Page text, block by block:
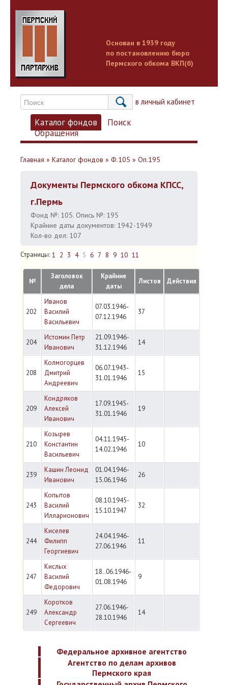
Основан в 1939 году
по постановлению бюро
Пермского обкома ВКП(б)
Вход в личный кабинет
Каталог фондов
Поиск
Обращения
Главная » Каталог фондов » Ф.105 » Оп.195
Документы Пермского обкома КПСС,
г.Пермь
Фонд №: 105. Опись №: 195
Крайние даты документов: 1942-1949
Кол-во дел: 107
Страницы: 1 2 3 4 5 6 7 8 9 10 11
№
Заголовок
дела
Крайние
даты
Листов Действия
202
Иванов
Василий
Васильевич
07.03.1946-
07.12.1946
37
204
Истомин Петр
Иванович
21.09.1946-
31.12.1946
14
208
Колмогорцев
Дмитрий
Андреевич
06.07.1943-
31.01.1946
15
209
Кондряков
Алексей
Иванович
17.09.1945-
31.01.1946
19
210
Козырев
Константин
Васильевич
04.11.1945-
14.02.1946
10
239
Кашин Леонид
Иванович
01.04.1946-
15.06.1946
26
243
Копытов
Василий
Илларионович
08.10.1945-
15.10.1947
32
244
Киселев
Филипп
Георгиевич
24.04.1946-
27.06.1946
11
247
Кислых
Василий
Федорович
18..06.1946-
01.08.1946
9
249
Коротков
Александр
Сергеевич
27.06.1946-
28.10.1946
14
Федеральное архивное агентство
Агентство по делам архивов
Пермского края